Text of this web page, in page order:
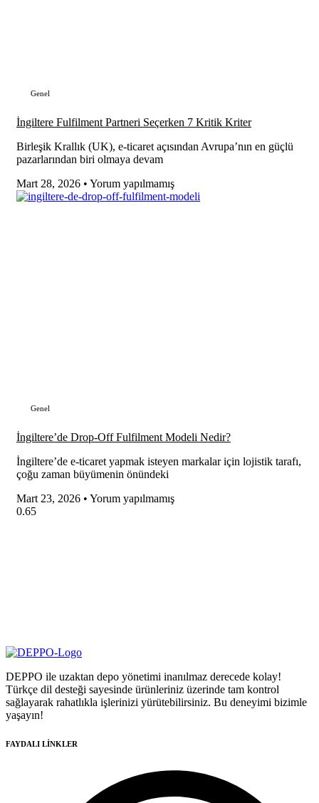
Genel
İngiltere Fulfilment Partneri Seçerken 7 Kritik Kriter
Birleşik Krallık (UK), e-ticaret açısından Avrupa’nın en güçlü
pazarlarından biri olmaya devam
Mart 28, 2026
Yorum yapılmamış
Genel
İngiltere’de Drop-Off Fulfilment Modeli Nedir?
İngiltere’de e-ticaret yapmak isteyen markalar için lojistik tarafı,
çoğu zaman büyümenin önündeki
Mart 23, 2026
Yorum yapılmamış
DEPPO ile uzaktan depo yönetimi inanılmaz derecede kolay!
Türkçe dil desteği sayesinde ürünleriniz üzerinde tam kontrol
sağlayarak rahatlıkla işlerinizi yürütebilirsiniz. Bu deneyimi bizimle
yaşayın!
FAYDALI LİNKLER